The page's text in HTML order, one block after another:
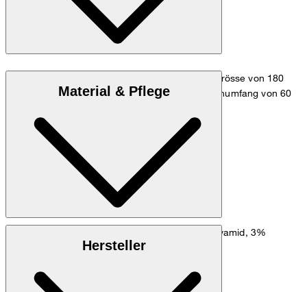
Das Model trägt die Grösse 36 bei einer Körpergrösse von 180
cm, einem Brustumfang von 83 cm, einem Taillenumfang von 60
Maßtabelle
Material & Pflege
Baumwollstretch aus 78% Baumwolle, 19% Polyamid, 3%
Hersteller